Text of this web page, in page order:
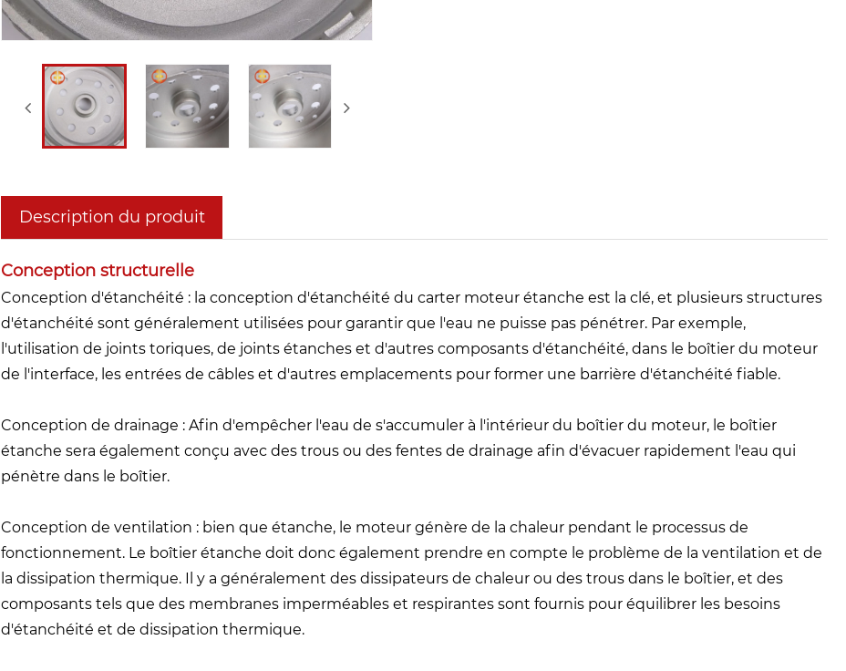
Description du produit
Conception structurelle
Conception d'étanchéité : la conception d'étanchéité du carter moteur étanche est la clé, et plusieurs structures
d'étanchéité sont généralement utilisées pour garantir que l'eau ne puisse pas pénétrer. Par exemple,
l'utilisation de joints toriques, de joints étanches et d'autres composants d'étanchéité, dans le boîtier du moteur
de l'interface, les entrées de câbles et d'autres emplacements pour former une barrière d'étanchéité fiable.
Conception de drainage : Afin d'empêcher l'eau de s'accumuler à l'intérieur du boîtier du moteur, le boîtier
étanche sera également conçu avec des trous ou des fentes de drainage afin d'évacuer rapidement l'eau qui
pénètre dans le boîtier.
Conception de ventilation : bien que étanche, le moteur génère de la chaleur pendant le processus de
fonctionnement. Le boîtier étanche doit donc également prendre en compte le problème de la ventilation et de
la dissipation thermique. Il y a généralement des dissipateurs de chaleur ou des trous dans le boîtier, et des
composants tels que des membranes imperméables et respirantes sont fournis pour équilibrer les besoins
d'étanchéité et de dissipation thermique.